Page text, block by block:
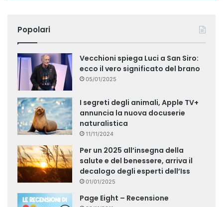
Popolari
Vecchioni spiega Luci a San Siro:
ecco il vero significato del brano
05/01/2025
I segreti degli animali, Apple TV+
annuncia la nuova docuserie
naturalistica
11/11/2024
Per un 2025 all’insegna della
salute e del benessere, arriva il
decalogo degli esperti dell’Iss
01/01/2025
Page Eight – Recensione